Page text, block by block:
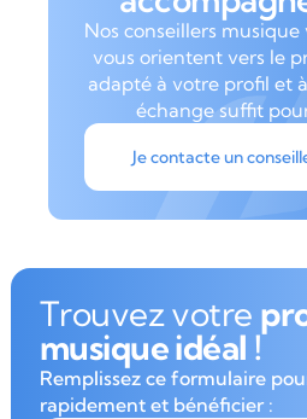
Nos conseillers
vous orientent vers le
adapté à votre profil et
échange suffit
Je contacte un
Trouvez votre
musique idéal !
Remplissez ce formulaire
rapidement et bénéficier :